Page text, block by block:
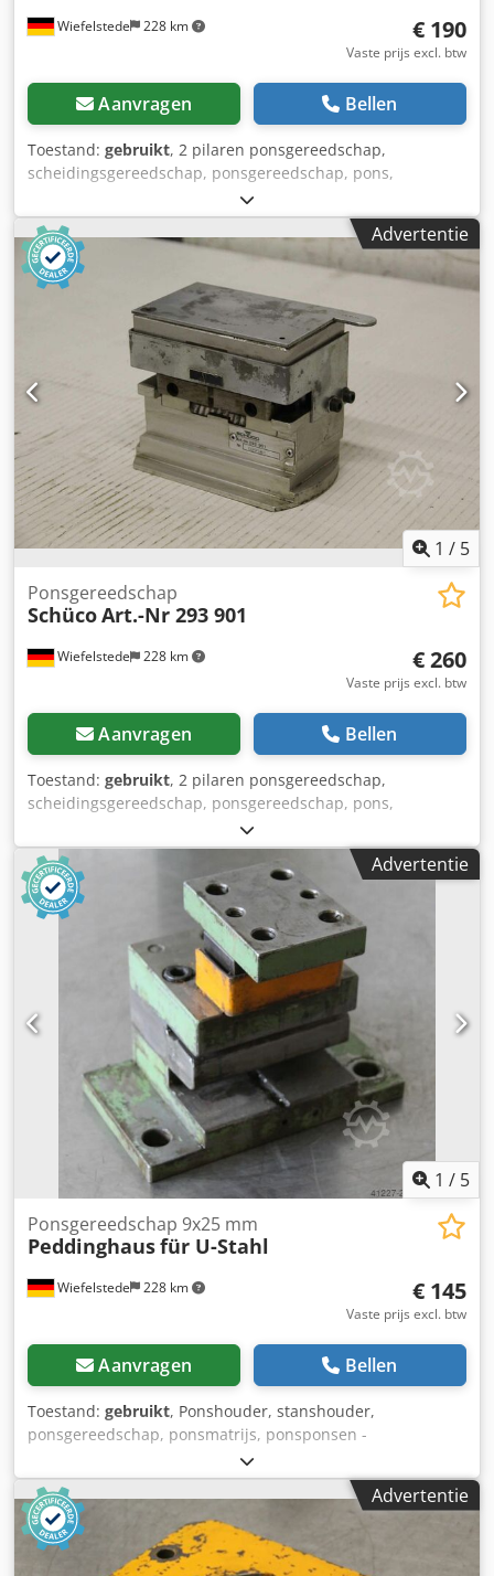
vrij beweegbaar voetpedaal - Handleiding (PDF)
Wiefelstede 228 km € 190
Vaste prijs excl. btw
Aanvragen Bellen
Toestand: gebruikt, 2 pilaren ponsgereedschap,
scheidingsgereedschap, ponsgereedschap, pons,
ponsmatrijs, pons -2 koloms ponsgereedschap -Opname:
Ø 32 mm bout Djdpfx Aod R A E Aspvskr -Afmetingen:
270/290/H325 mm -Gewicht: 39 kg
Advertentie
1 / 5
Wiefelstede 228 km
Ponsgereedschap
SchücoArt.-Nr 293 901
€ 260
Vaste prijs excl. btw
Aanvragen Bellen
Toestand: gebruikt, 2 pilaren ponsgereedschap,
scheidingsgereedschap, ponsgereedschap, pons,
ponsmatrijs, pons -2 pijlers: ponsgereedschap Dedpfx Aod
Sf U Ujpvskr -Afmetingen: 170/100/H130 mm -Gewicht: 5.3
kg
Advertentie
1 / 5
Wiefelstede 228 km
Ponsgereedschap 9x25 mm
Peddinghausfür U-Stahl
€ 145
Vaste prijs excl. btw
Aanvragen Bellen
Toestand: gebruikt, Ponshouder, stanshouder,
ponsgereedschap, ponsmatrijs, ponsponsen -
Matrijsgesneden grootte: 9 x 25 mm Dsdpfx
Apjcwdmgsvekr -Groef tussen pons en schraper: 5 mm -
Maten: 200/140/H170 mm -gewicht: 12 kg
Advertentie